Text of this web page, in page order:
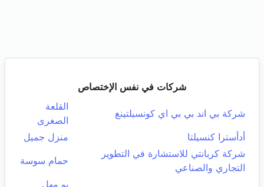
شركات في نفس الإختصاص
شركة بي اند بي بي اي كونسيلتينغ
القلعة
الصغرى
أدأسترا كنسيلتا
منزل جميل
شركة كربانتي للاستشارة في التطوير
التجاري والصناعي
حمام سوسة
بو مهل